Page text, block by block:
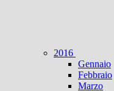
2016
Gennaio
Febbraio
Marzo